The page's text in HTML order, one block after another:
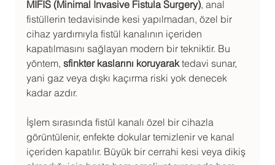
MIFIS (Minimal Invasive Fistula Surgery), anal
fistüllerin tedavisinde kesi yapılmadan, özel bir
cihaz yardımıyla fistül kanalının içeriden
kapatılmasını sağlayan modern bir tekniktir. Bu
yöntem, sfinkter kaslarını koruyarak tedavi sunar,
yani gaz veya dışkı kaçırma riski yok denecek
kadar azdır.
İşlem sırasında fistül kanalı özel bir cihazla
görüntülenir, enfekte dokular temizlenir ve kanal
içeriden kapatılır. Büyük bir cerrahi kesi veya dikiş